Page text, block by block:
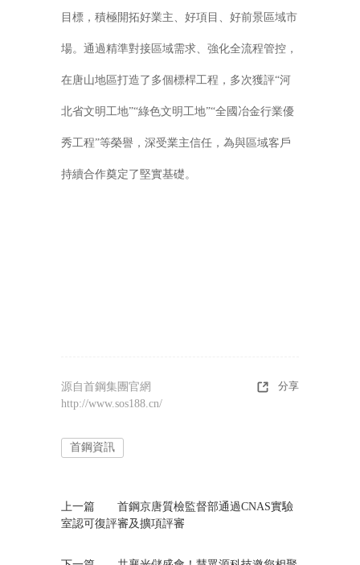
目標，積極開拓好業主、好項目、好前景區域市
場。通過精準對接區域需求、強化全流程管控，
在唐山地區打造了多個標桿工程，多次獲評“河
北省文明工地”“綠色文明工地”“全國冶金行業優
秀工程”等榮譽，深受業主信任，為與區域客戶
持續合作奠定了堅實基礎。
源自首鋼集團官網
http://www.sos188.cn/
分享
首鋼資訊
上一篇
首鋼京唐質檢監督部通過CNAS實驗
室認可復評審及擴項評審